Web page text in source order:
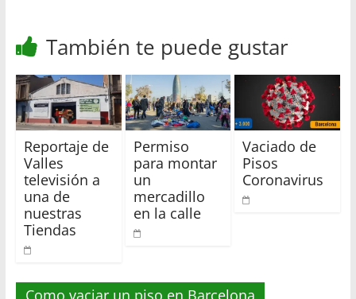
También te puede gustar
Reportaje de
Valles
televisión a
una de
nuestras
Tiendas
Permiso
para montar
un
mercadillo
en la calle
Vaciado de
Pisos
Coronavirus
Como vaciar un piso en Barcelona